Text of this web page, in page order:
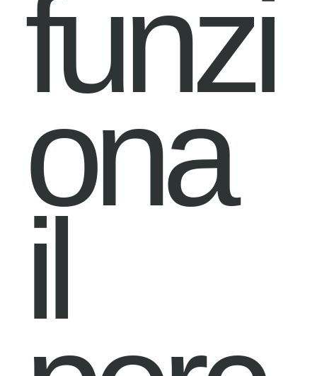
funzi
ona
il